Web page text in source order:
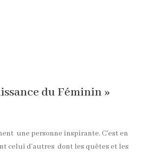
du Féminin »
une personne inspirante. C’est en
celui d’autres dont les quêtes et les